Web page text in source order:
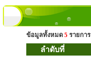
ข้อมูลทั้งหมด 5 รายการ
ลำดับที่